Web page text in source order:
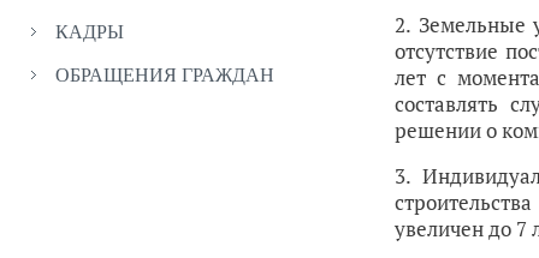
КАДРЫ
ОБРАЩЕНИЯ ГРАЖДАН
2. Земельные
отсутствие
лет с
составлять
решении о
3.
увеличен до 7